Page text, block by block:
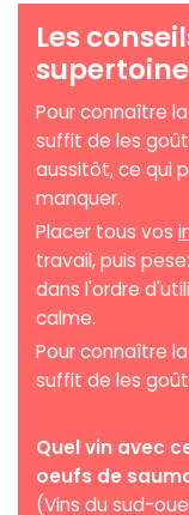
Les
Pour connaître la
suffit de les
aussitôt, ce qui
manquer.
Placer tous vos
travail, puis
dans l'ordre
calme.
Pour connaître
suffit de les
Quel vin avec
oeufs de
(Vins du sud-